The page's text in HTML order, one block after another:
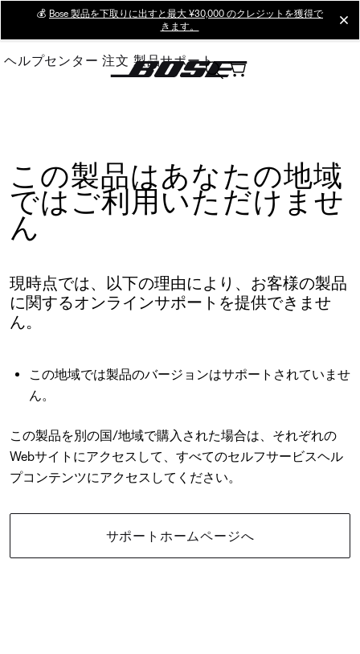
Main
💰 Bose 製品を下取りに出すと最大 ¥30,000 のクレジットを獲得で
きます。
ヘルプセンター 注文 製品サポート
この製品はあなたの地域
ではご利用いただけませ
ん
現時点では、以下の理由により、お客様の製品
に関するオンラインサポートを提供できませ
ん。
この地域では製品のバージョンはサポートされていませ
ん。
この製品を別の国/地域で購入された場合は、それぞれの
Webサイトにアクセスして、すべてのセルフサービスヘル
プコンテンツにアクセスしてください。
サポートホームページへ